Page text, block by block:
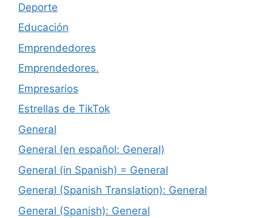
Deporte
Educación
Emprendedores
Emprendedores.
Empresarios
Estrellas de TikTok
General
General (en español: General)
General (in Spanish) = General
General (Spanish Translation): General
General (Spanish): General